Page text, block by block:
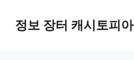
content정보 장터 캐시토피아